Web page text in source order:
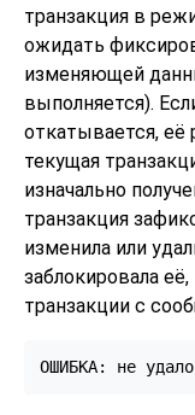
транзакция в
ожидать
изменяющей
выполняется).
откатывается, её
текущая
изначально
транзакция
изменила или
заблокировала
транзакции с